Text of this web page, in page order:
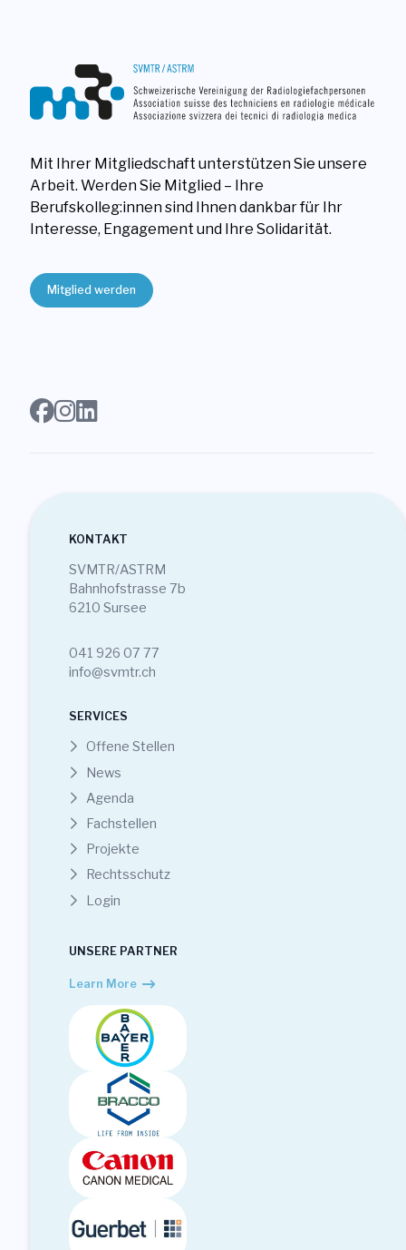
Mit Ihrer Mitgliedschaft unterstützen Sie unsere
Arbeit. Werden Sie Mitglied – Ihre
Berufskolleg:innen sind Ihnen dankbar für Ihr
Interesse, Engagement und Ihre Solidarität.
Mitglied werden
KONTAKT
SVMTR/ASTRM
Bahnhofstrasse 7b
6210 Sursee
041 926 07 77
info@svmtr.ch
SERVICES
Offene Stellen
News
Agenda
Fachstellen
Projekte
Rechtsschutz
Login
UNSERE PARTNER
Learn More